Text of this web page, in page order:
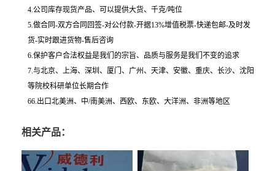
4.公司库存现货产品、可以提供大货、千克/吨位
5.做合同-双方合同回签-对公付款-开据13%增值税票-快递包邮-及时发
货-实时跟进货物-售后咨询
6.保护客户合法权益是我们的宗旨、品质与服务是我们不变的追求
7.与北京、上海、深圳、厦门、广州、天津、安徽、重庆、长沙、沈阳
等院校科研单位长期合作
66.出口北美洲、中/南美洲、西欧、东欧、大洋洲、非洲等地区
相关产品：